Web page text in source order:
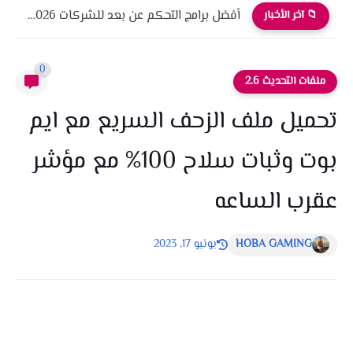
📁 آخر الأخبار أفضل برامج التحكم عن بعد للشركات 2026 أمان، أداء، واحترافية
ملفات التحديث 2.6
0
تحميل ملف الزحف السريع مع ايم
بوت وثبات سلاح 100% مع مؤشر
عقرب الساعه
HOBA GAMING يونيو 17, 2023